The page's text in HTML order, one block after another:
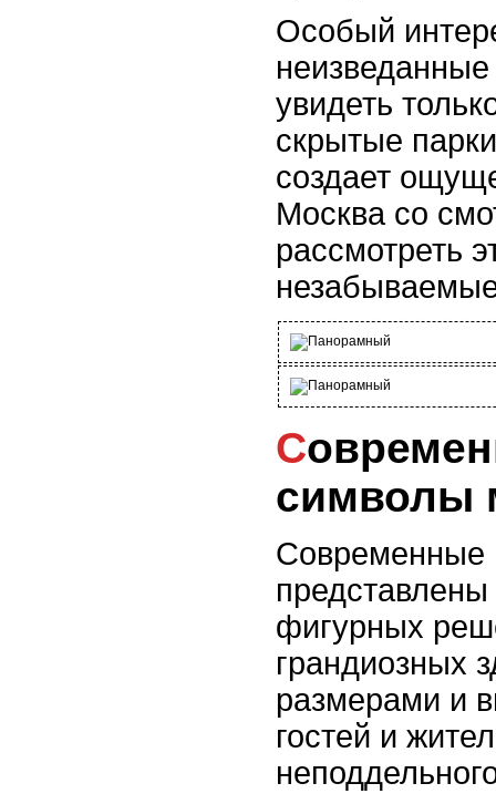
Особый
увидеть
скрытые
создает
Москва со
рассмотреть
Современные небоскребы:
символы
Современные
фигурных
грандиозных
размерами и
гостей и